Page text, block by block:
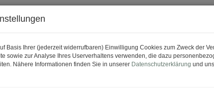
Basis Ihrer (jederzeit widerrufbaren) Einwilligung Cookies zum Zweck der
sowie zur Analyse Ihres Userverhaltens verwenden, die dazu
Nähere Informationen finden Sie in unserer Datenschutzerklärung und